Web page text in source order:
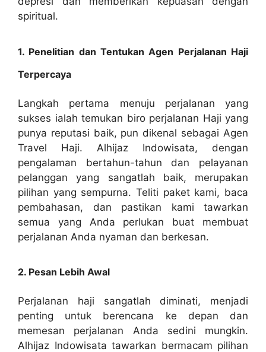
spiritual.
1. Penelitian dan Tentukan Agen Perjalanan Haji
Terpercaya
Langkah pertama menuju perjalanan yang
sukses ialah temukan biro perjalanan Haji yang
punya reputasi baik, pun dikenal sebagai Agen
Travel Haji. Alhijaz Indowisata, dengan
pengalaman bertahun-tahun dan pelayanan
pelanggan yang sangatlah baik, merupakan
pilihan yang sempurna. Teliti paket kami, baca
pembahasan, dan pastikan kami tawarkan
semua yang Anda perlukan buat membuat
perjalanan Anda nyaman dan berkesan.
2. Pesan Lebih Awal
Perjalanan haji sangatlah diminati, menjadi
penting untuk berencana ke depan dan
memesan perjalanan Anda sedini mungkin.
Alhijaz Indowisata tawarkan bermacam pilihan